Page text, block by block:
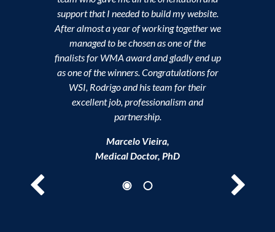
support that I needed to build my website.
After almost a year of working together we
managed to be chosen as one of the
finalists for WMA award and gladly end up
as one of the winners. Congratulations for
WSI, Rodrigo and his team for their
excellent job, professionalism and
partnership.
Marcelo Vieira,
Medical Doctor, PhD